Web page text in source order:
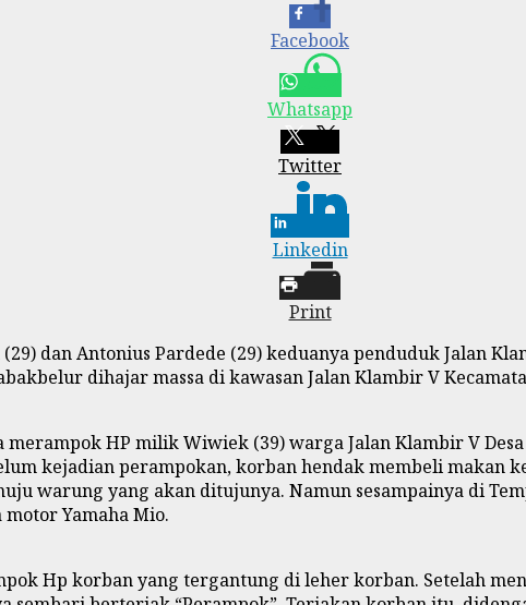
Facebook
Whatsapp
Twitter
Linkedin
Print
dan Antonius Pardede (29) keduanya penduduk Jalan
dihajar massa di kawasan Jalan Klambir V
HP milik Wiwiek (39) warga Jalan Klambir V Desa
kejadian perampokan, korban hendak membeli makan
warung yang akan ditujunya. Namun sesampainya di
Yamaha Mio.
Hp korban yang tergantung di leher korban. Setelah